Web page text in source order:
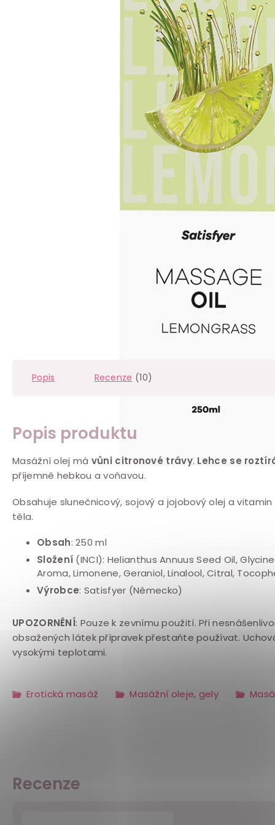
Popis Recenze (10)
Popis produktu
Masážní olej má vůni citronové trávy. Lehce se
příjemně hebkou a voňavou.
Obsahuje slunečnicový, sojový a jojobový olej a
těla.
Obsah: 250 ml
Složení (INCI): Helianthus Annuus Seed Oil,
Aroma, Limonene, Geraniol, Linalool, Citral,
Výrobce: Satisfyer (Německo)
UPOZORNĚNÍ: Pouze k zevnímu použití. Při
obsažených látek přípravek přestaňte používat.
vysokými teplotami.
Erotická masáž Masážní oleje, gely
Recenze